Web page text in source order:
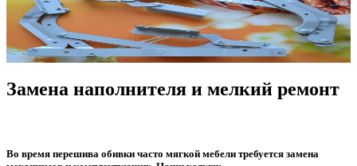
Замена наполнителя и мелкий ремонт
Во время перешива обивки часто мягкой мебели требуется замена